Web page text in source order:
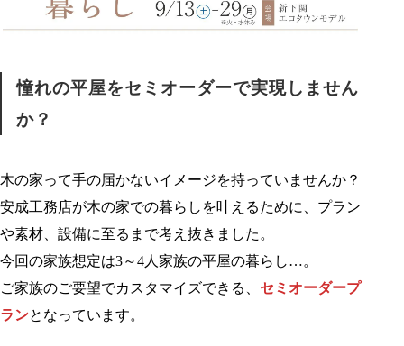
憧れの平屋をセミオーダーで実現しません
か？
木の家って手の届かないイメージを持っていませんか？
安成工務店が木の家での暮らしを叶えるために、プラン
や素材、設備に至るまで考え抜きました。
今回の家族想定は3～4人家族の平屋の暮らし…。
ご家族のご要望でカスタマイズできる、 セミオーダープ
ランとなっています。